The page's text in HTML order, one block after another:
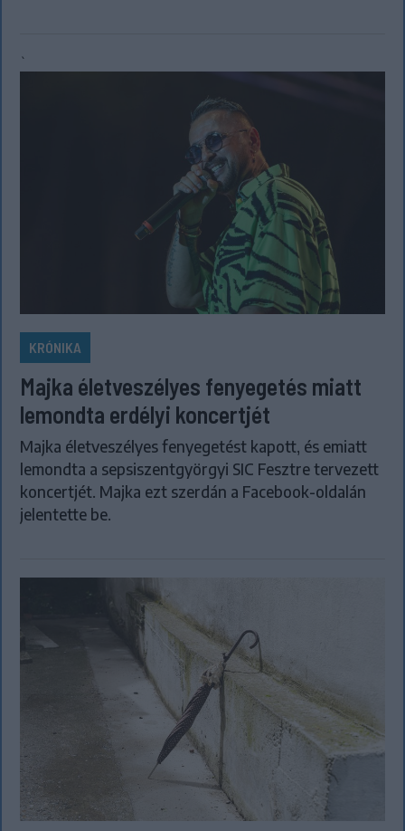
`
KRÓNIKA
Majka életveszélyes fenyegetés miatt
lemondta erdélyi koncertjét
Majka életveszélyes fenyegetést kapott, és emiatt
lemondta a sepsiszentgyörgyi SIC Fesztre tervezett
koncertjét. Majka ezt szerdán a Facebook-oldalán
jelentette be.